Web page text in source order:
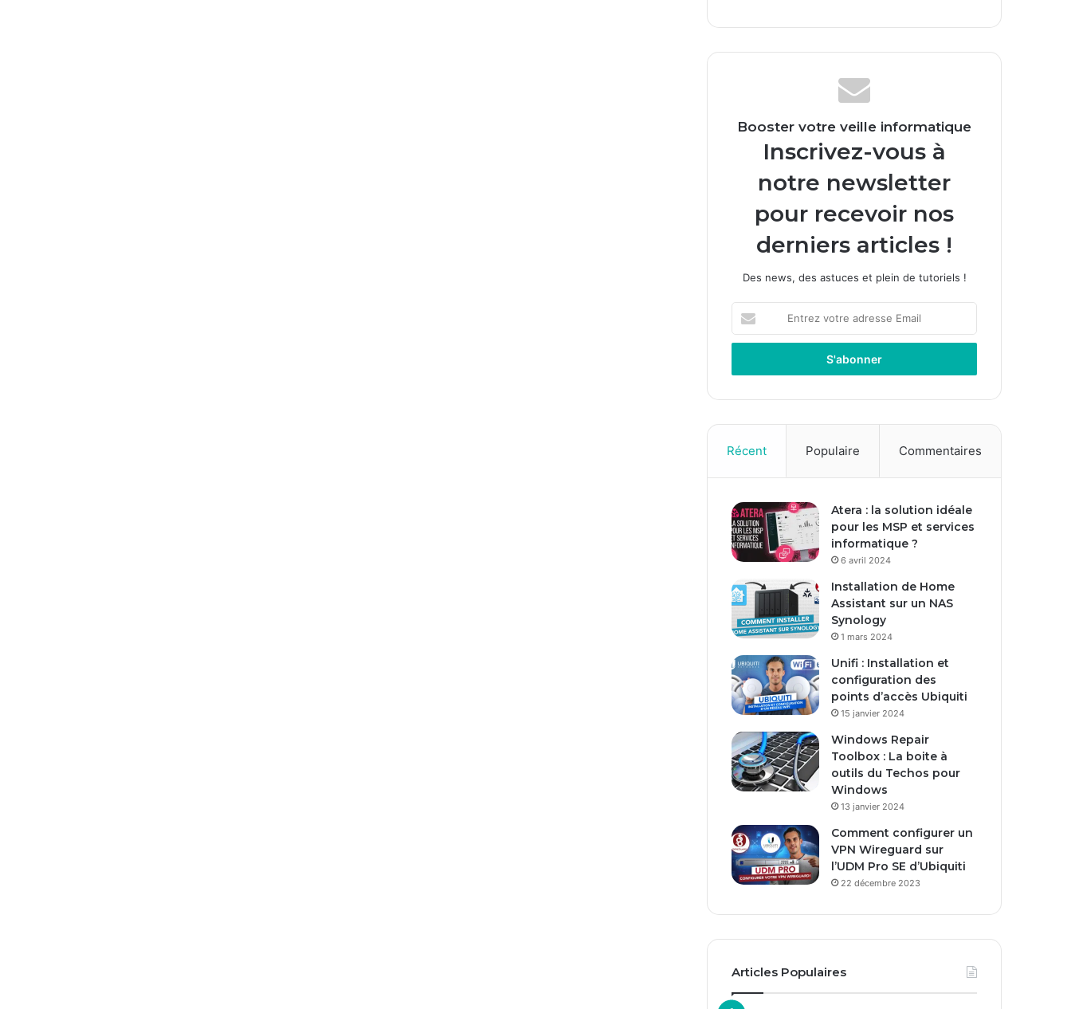
Booster votre veille informatique
Inscrivez-vous à
notre newsletter
pour recevoir nos
derniers articles !
Des news, des astuces et plein de tutoriels !
t
e
o
t
e
d
r
e
s
e
m
i
l
Récent Populaire Commentaires
Atera : la solution idéale
pour les MSP et services
informatique ?
6 avril 2024
Installation de Home
Assistant sur un NAS
Synology
1 mars 2024
Unifi : Installation et
configuration des
points d’accès Ubiquiti
15 janvier 2024
Windows Repair
Toolbox : La boite à
outils du Techos pour
Windows
13 janvier 2024
Comment configurer un
VPN Wireguard sur
l’UDM Pro SE d’Ubiquiti
22 décembre 2023
Articles Populaires